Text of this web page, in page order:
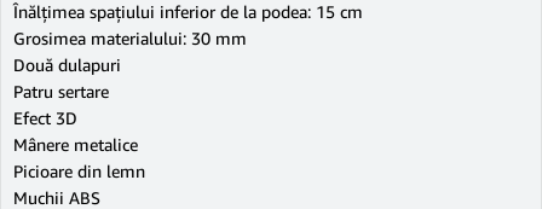
Înălţimea spaţiului inferior de la podea: 15 cm
Grosimea materialului: 30 mm
Două dulapuri
Patru sertare
Efect 3D
Mânere metalice
Picioare din lemn
Muchii ABS